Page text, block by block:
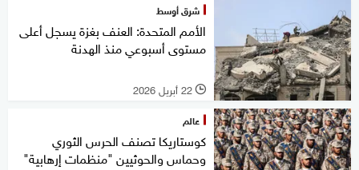
شرق أوسط
الأمم المتحدة: العنف بغزة يسجل أعلى
مستوى أسبوعي منذ الهدنة
l 22 أبريل 2026
عالم
كوستاريكا تصنف الحرس الثوري
وحماس والحوثيين "منظمات إرهابية"